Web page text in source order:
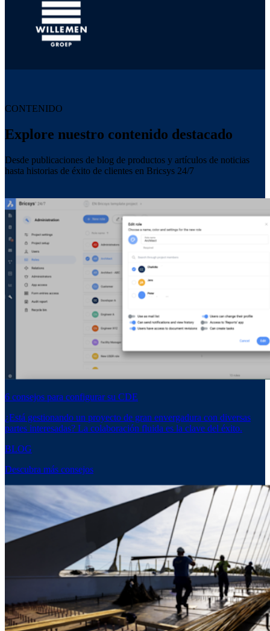
CONTENIDO
Explore nuestro contenido destacado
Desde publicaciones de blog de productos y artículos de noticias
hasta historias de éxito de clientes en Bricsys 24/7
6 consejos para configurar su CDE
¿Está gestionando un proyecto de gran envergadura con diversas
partes interesadas? La colaboración fluida es la clave del éxito.
BLOG
Descubra más consejos